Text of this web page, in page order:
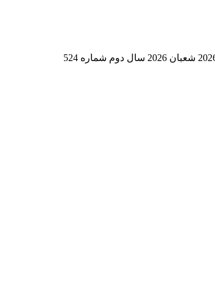
سال دوم شماره 524